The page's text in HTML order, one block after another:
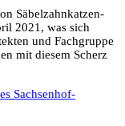
Säbelzahnkatzen-
2021, was sich
und Fachgruppe
mit diesem Scherz
Sachsenhof-